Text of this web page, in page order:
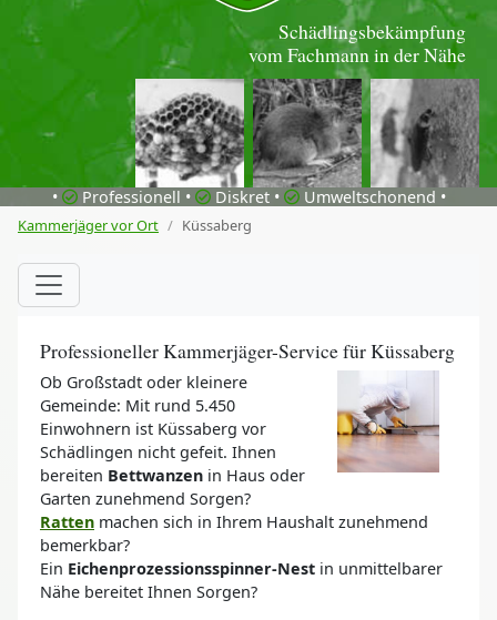
Schädlingsbekämpfung
vom Fachmann in der Nähe
• Professionell • Diskret • Umweltschonend •
Kammerjäger vor Ort Küssaberg
Professioneller Kammerjäger-Service für Küssaberg
Ob Großstadt oder kleinere
Gemeinde: Mit rund 5.450
Einwohnern ist Küssaberg vor
Schädlingen nicht gefeit. Ihnen
bereiten Bettwanzen in Haus oder
Garten zunehmend Sorgen?
Ratten machen sich in Ihrem Haushalt zunehmend
bemerkbar?
Ein Eichenprozessionsspinner-Nest in unmittelbarer
Nähe bereitet Ihnen Sorgen?